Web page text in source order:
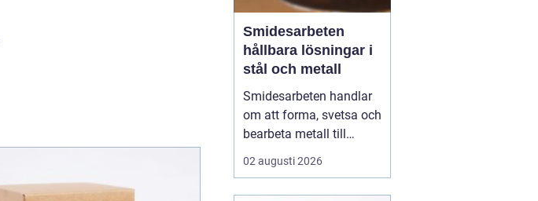
Smidesarbeten
hållbara lösningar i
stål och metall
Smidesarbeten handlar
om att forma, svetsa och
bearbeta metall till
starka och hållbara
konstruktioner. Det kan
02 augusti 2026